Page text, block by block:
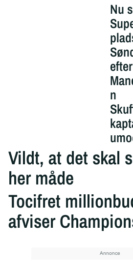
Nu
n
Vildt, at det skal
her måde
Tocifret
afviser